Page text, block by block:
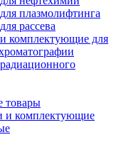
плазмолифтинга
рассева
комплектующие для
товары
и комплектующие